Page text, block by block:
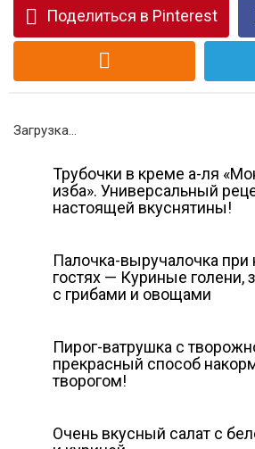
Поделиться в Pinterest
Загрузка...
Трубочки в креме а-ля
изба». Универсальный
настоящей вкуснятины!
Палочка-выручалочка
гостях — Куриные голени,
с грибами и овощами
Пирог-ватрушка с
прекрасный способ
творогом!
Очень вкусный салат с